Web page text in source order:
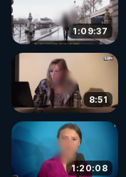
1:09:37
8:51
1:20:08